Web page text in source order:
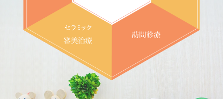
2025.12.13
【年末年始の休みのお知らせ】
誠に勝手ながら、下記の期間を年末年始の
休みとさせていただきます。
休診期間：令和7年12月28日（日）～令和
8年1月4日（日）